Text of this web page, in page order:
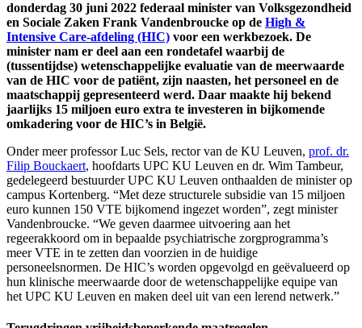
donderdag 30 juni 2022 federaal minister van Volksgezondheid
en Sociale Zaken Frank Vandenbroucke op de High &
Intensive Care-afdeling (HIC) voor een werkbezoek. De
minister nam er deel aan een rondetafel waarbij de
(tussentijdse) wetenschappelijke evaluatie van de meerwaarde
van de HIC voor de patiënt, zijn naasten, het personeel en de
maatschappij gepresenteerd werd. Daar maakte hij bekend
jaarlijks 15 miljoen euro extra te investeren in bijkomende
omkadering voor de HIC’s in België.
Onder meer professor Luc Sels, rector van de KU Leuven, prof. dr.
Filip Bouckaert, hoofdarts UPC KU Leuven en dr. Wim Tambeur,
gedelegeerd bestuurder UPC KU Leuven onthaalden de minister op
campus Kortenberg. “Met deze structurele subsidie van 15 miljoen
euro kunnen 150 VTE bijkomend ingezet worden”, zegt minister
Vandenbroucke. “We geven daarmee uitvoering aan het
regeerakkoord om in bepaalde psychiatrische zorgprogramma’s
meer VTE in te zetten dan voorzien in de huidige
personeelsnormen. De HIC’s worden opgevolgd en geëvalueerd op
hun klinische meerwaarde door de wetenschappelijke equipe van
het UPC KU Leuven en maken deel uit van een lerend netwerk.”